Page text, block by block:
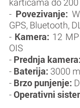
karticama do 200
- Povezivanje:
GPS, Bluetooth,
- Kamera: 12
OIS
- Prednja kamera:
- Baterija: 3000
- Brzo punjenje:
-Operativni